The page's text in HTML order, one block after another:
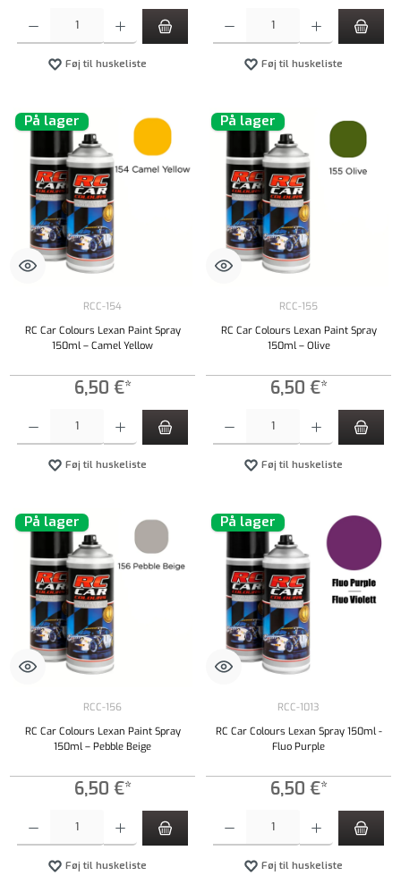
Føj til huskeliste Føj til huskeliste
På lager
RCC-154
RC Car Colours Lexan Paint Spray
150ml – Camel Yellow
6,50 €*
Føj til huskeliste
På lager
RCC-155
RC Car Colours Lexan Paint Spray
150ml – Olive
6,50 €*
Føj til huskeliste
På lager
RCC-156
RC Car Colours Lexan Paint Spray
150ml – Pebble Beige
6,50 €*
Føj til huskeliste
På lager
RCC-1013
RC Car Colours Lexan Spray 150ml -
Fluo Purple
6,50 €*
Føj til huskeliste